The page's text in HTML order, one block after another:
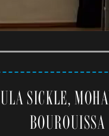
ULA SICKLE,
BOUROUISSA